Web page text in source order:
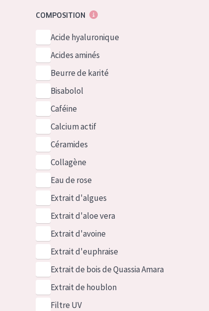
COMPOSITION
Acide hyaluronique
Acides aminés
Beurre de karité
Bisabolol
Caféine
Calcium actif
Céramides
Collagène
Eau de rose
Extrait d'algues
Extrait d'aloe vera
Extrait d'avoine
Extrait d'euphraise
Extrait de bois de Quassia Amara
Extrait de houblon
Filtre UV